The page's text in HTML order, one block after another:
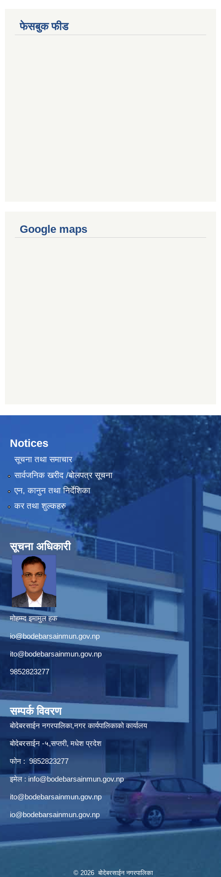
फेसबुक फीड
Google maps
Notices
सूचना तथा समाचार
सार्वजनिक खरीद /बोलपत्र सूचना
एन, कानुन तथा निर्देशिका
कर तथा शुल्कहरु
सूचना अधिकारी
मोहम्म्द इमामुल हक
io@bodebarsainmun.gov.np
ito@bodebarsainmun.gov.np
9852823277
सम्पर्क विवरण
बोदेबरसाईन नगरपालिका,नगर कार्यपालिकाको कार्यालय
बोदेबरसाईन -५,सप्तरी, मधेश प्रदेश
फोन : 9852823277
इमेल : info@bodebarsainmun.gov.np
ito@bodebarsainmun.gov.np
io@bodebarsainmun.gov.np
© 2026 बोदेबरसाईन नगरपालिका